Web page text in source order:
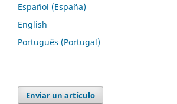
Español (España)
English
Português (Portugal)
Enviar un artículo